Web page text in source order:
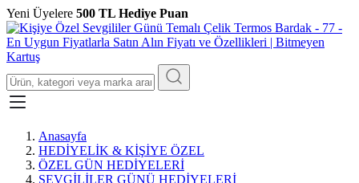
Yeni Üyelere 500 TL Hediye Puan
Anasayfa
HEDİYELİK & KİŞİYE ÖZEL
ÖZEL GÜN HEDİYELERİ
SEVGİLİLER GÜNÜ HEDİYELERİ